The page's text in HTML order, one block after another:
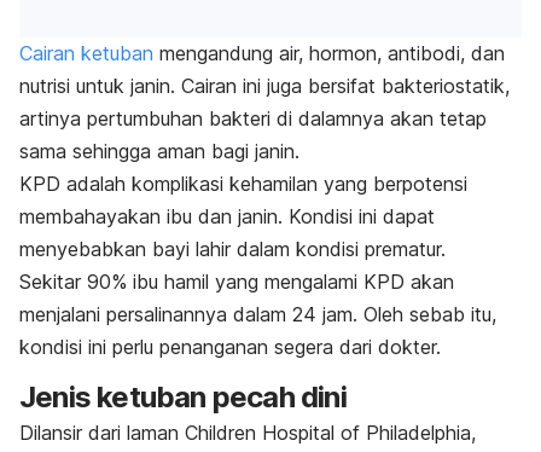
Cairan ketuban mengandung air, hormon, antibodi, dan
nutrisi untuk janin. Cairan ini juga bersifat bakteriostatik,
artinya pertumbuhan bakteri di dalamnya akan tetap
sama sehingga aman bagi janin.
KPD adalah komplikasi kehamilan yang berpotensi
membahayakan ibu dan janin. Kondisi ini dapat
menyebabkan bayi lahir dalam kondisi prematur.
Sekitar 90% ibu hamil yang mengalami KPD akan
menjalani persalinannya dalam 24 jam. Oleh sebab itu,
kondisi ini perlu penanganan segera dari dokter.
Jenis ketuban pecah dini
Dilansir dari laman Children Hospital of Philadelphia,